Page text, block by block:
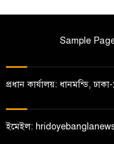
Sample
প্রধান কার্যালয়: ধানমন্ডি,
ইমেইল: